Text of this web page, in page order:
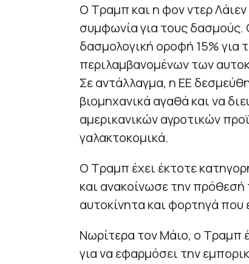
Ο Τραμπ και η φον ντερ
συμφωνία για τους
δασμολογική οροφή 15% για
περιλαμβανομένων των
Σε αντάλλαγμα, η ΕΕ
βιομηχανικά αγαθά και να
αμερικανικών αγροτικών
γαλακτοκομικά.
Ο Τραμπ έχει έκτοτε
και ανακοίνωσε την
αυτοκίνητα και φορτηγά που
Νωρίτερα τον Μάιο, ο Τραμπ
για να εφαρμόσει την